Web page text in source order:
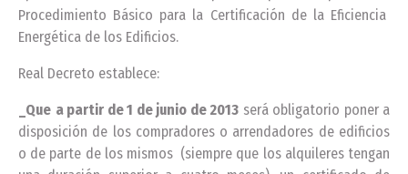
Procedimiento Básico para la Certificación de la Eficiencia
Energética de los Edificios.
Real Decreto establece:
_Que a partir de 1 de junio de 2013 será obligatorio poner a
disposición de los compradores o arrendadores de edificios
o de parte de los mismos (siempre que los alquileres tengan